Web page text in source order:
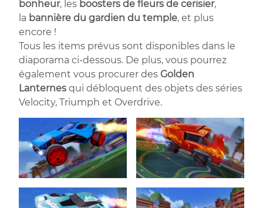
bonheur, les boosters de fleurs de cerisier,
la bannière du gardien du temple, et plus
encore !
Tous les items prévus sont disponibles dans le
diaporama ci-dessous. De plus, vous pourrez
également vous procurer desGolden
Lanternes qui débloquent des objets des séries
Velocity, Triumph et Overdrive.